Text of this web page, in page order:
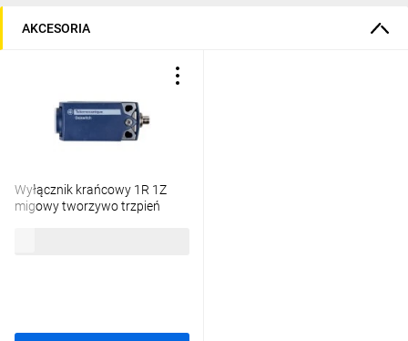
AKCESORIA
Wyłącznik krańcowy 1R 1Z
migowy tworzywo trzpień